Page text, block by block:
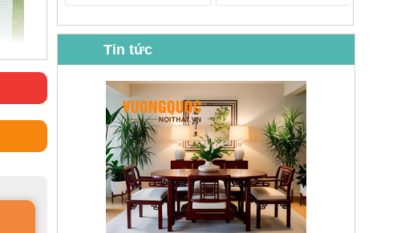
BỘ BÀN GHẾ CAFE NHẬP
KHẨU CAO CẤP HOY7006
Mã sp: BT135
14.178.750đ
24.700.000đ
BỘ BÀN TRÀ GỖ TỰ NHIÊN
PHONG CÁCH TRUNG HOA
KIỂU MỚI...
Mã sp: BT138.80
20.250.000đ
39.150.000đ
Tin tức